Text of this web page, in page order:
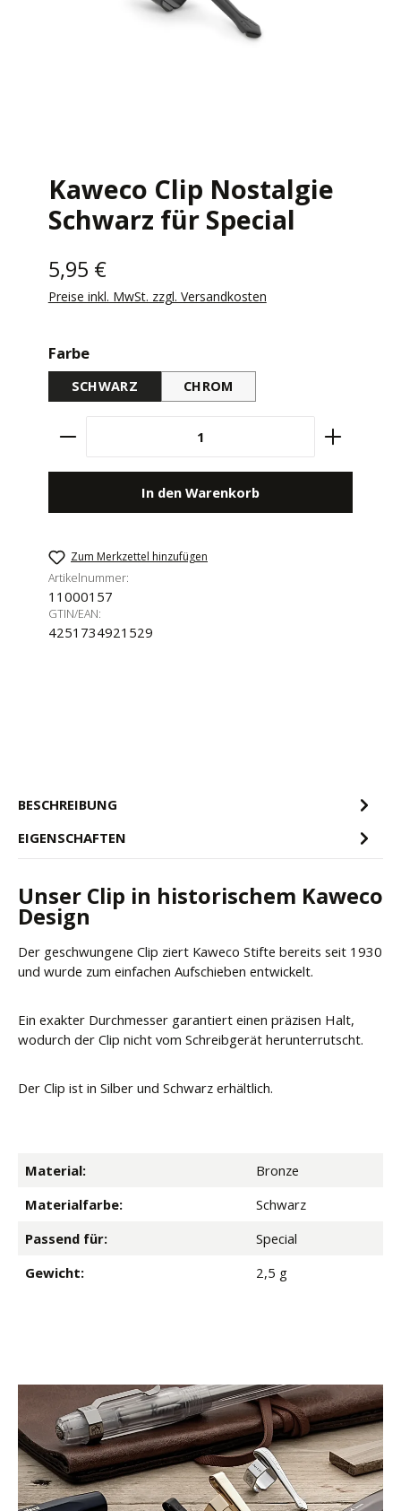
Kaweco Clip Nostalgie
Schwarz für Special
5,95 €
Preise inkl. MwSt. zzgl. Versandkosten
Farbeauswählen
SCHWARZ CHROM
Produkt Anzahl: Gib den gewünschten
In den Warenkorb
Zum Merkzettel hinzufügen
Artikelnummer:
11000157
GTIN/EAN:
4251734921529
BESCHREIBUNG
EIGENSCHAFTEN
Unser Clip in historischem Kaweco
Design
Der geschwungene Clip ziert Kaweco Stifte bereits seit 1930
und wurde zum einfachen Aufschieben entwickelt.
Ein exakter Durchmesser garantiert einen präzisen Halt,
wodurch der Clip nicht vom Schreibgerät herunterrutscht.
Der Clip ist in Silber und Schwarz erhältlich.
Material:
Bronze
Materialfarbe:
Schwarz
Passend für:
Special
Gewicht:
2,5 g